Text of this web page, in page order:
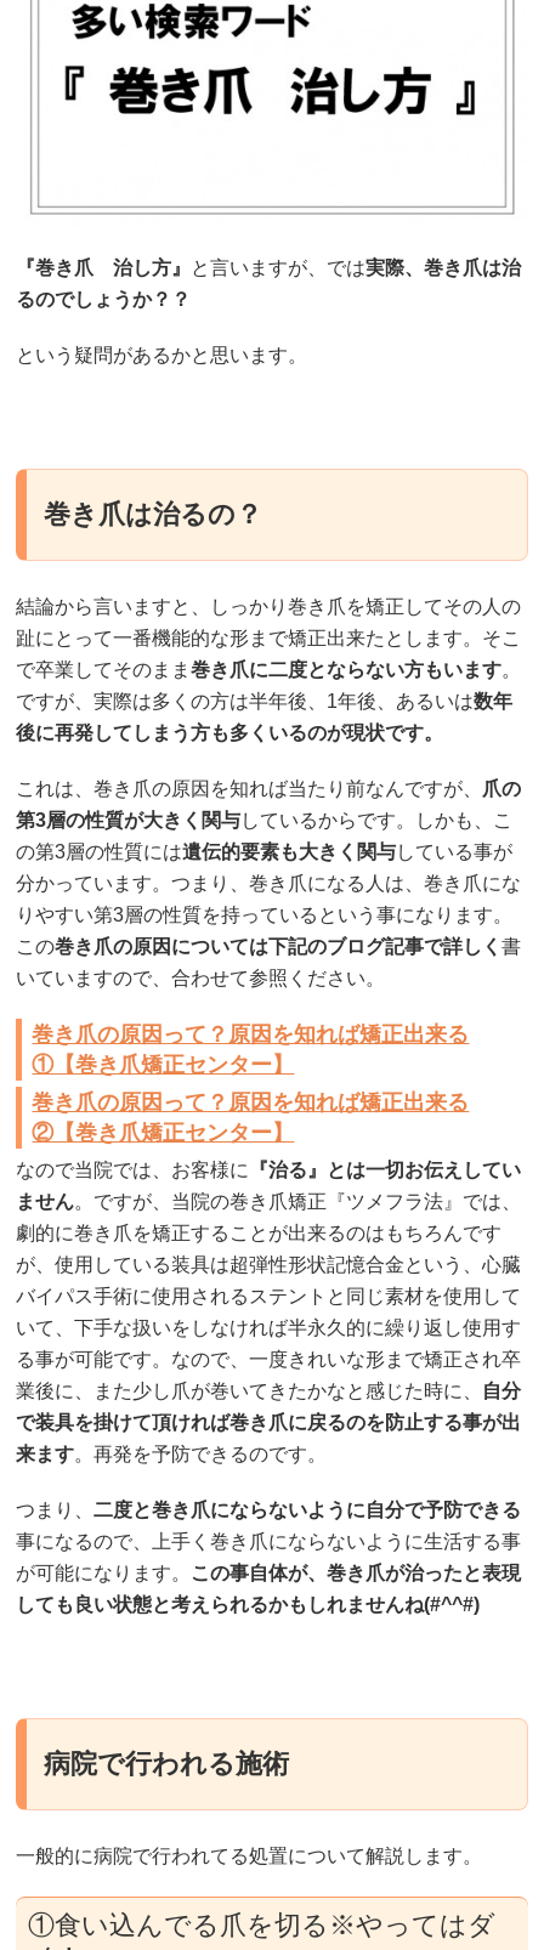
『巻き爪 治し方』 と言いますが、では実際、巻き爪は治
るのでしょうか？？
という疑問があるかと思います。
巻き爪は治るの？
結論から言いますと、しっかり巻き爪を矯正してその人の
趾にとって一番機能的な形まで矯正出来たとします。そこ
で卒業してそのまま巻き爪に二度とならない方もいます。
ですが、実際は多くの方は半年後、1年後、あるいは数年
後に再発してしまう方も多くいるのが現状です。
これは、巻き爪の原因を知れば当たり前なんですが、 爪の
第3層の性質が大きく関与しているからです。しかも、こ
の第3層の性質には遺伝的要素も大きく関与している事が
分かっています。つまり、巻き爪になる人は、巻き爪にな
りやすい第3層の性質を持っているという事になります。
この巻き爪の原因については下記のブログ記事で詳しく書
いていますので、合わせて参照ください。
巻き爪の原因って？原因を知れば矯正出来る
①【巻き爪矯正センター】
巻き爪の原因って？原因を知れば矯正出来る
②【巻き爪矯正センター】
なので当院では、お客様に
『治る』とは一切お伝えしてい
ません。ですが、当院の巻き爪矯正『ツメフラ法』では、
劇的に巻き爪を矯正することが出来るのはもちろんです
が、使用している装具は超弾性形状記憶合金という、心臓
バイパス手術に使用されるステントと同じ素材を使用して
いて、下手な扱いをしなければ半永久的に繰り返し使用す
る事が可能です。なので、一度きれいな形まで矯正され卒
業後に、また少し爪が巻いてきたかなと感じた時に、 自分
で装具を掛けて頂ければ巻き爪に戻るのを防止する事が出
来ます。再発を予防できるのです。
つまり、二度と巻き爪にならないように自分で予防できる
事になるので、上手く巻き爪にならないように生活する事
が可能になります。 この事自体が、巻き爪が治ったと表現
しても良い状態と考えられるかもしれませんね(#^^#)
病院で行われる施術
一般的に病院で行われてる処置について解説します。
①食い込んでる爪を切る※やってはダ